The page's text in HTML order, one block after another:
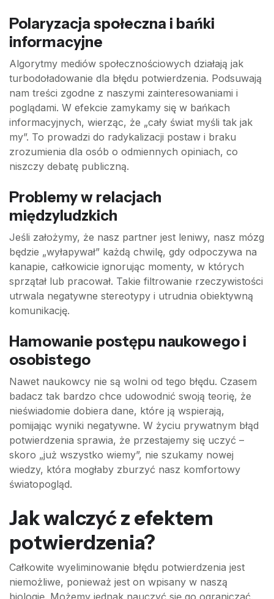
Polaryzacja społeczna i bańki
informacyjne
Algorytmy mediów społecznościowych działają jak
turbodoładowanie dla błędu potwierdzenia. Podsuwają
nam treści zgodne z naszymi zainteresowaniami i
poglądami. W efekcie zamykamy się w bańkach
informacyjnych, wierząc, że „cały świat myśli tak jak
my”. To prowadzi do radykalizacji postaw i braku
zrozumienia dla osób o odmiennych opiniach, co
niszczy debatę publiczną.
Problemy w relacjach
międzyludzkich
Jeśli założymy, że nasz partner jest leniwy, nasz mózg
będzie „wyłapywał” każdą chwilę, gdy odpoczywa na
kanapie, całkowicie ignorując momenty, w których
sprzątał lub pracował. Takie filtrowanie rzeczywistości
utrwala negatywne stereotypy i utrudnia obiektywną
komunikację.
Hamowanie postępu naukowego i
osobistego
Nawet naukowcy nie są wolni od tego błędu. Czasem
badacz tak bardzo chce udowodnić swoją teorię, że
nieświadomie dobiera dane, które ją wspierają,
pomijając wyniki negatywne. W życiu prywatnym błąd
potwierdzenia sprawia, że przestajemy się uczyć –
skoro „już wszystko wiemy”, nie szukamy nowej
wiedzy, która mogłaby zburzyć nasz komfortowy
światopogląd.
Jak walczyć z efektem
potwierdzenia?
Całkowite wyeliminowanie błędu potwierdzenia jest
niemożliwe, ponieważ jest on wpisany w naszą